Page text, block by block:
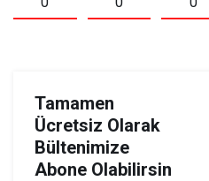
Tamamen
Ücretsiz Olarak
Bültenimize
Abone Olabilirsin